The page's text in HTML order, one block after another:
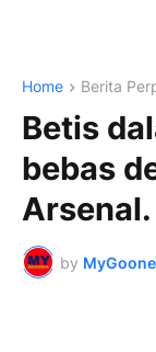
Home Berita
Betis
bebas
Arsenal.
by